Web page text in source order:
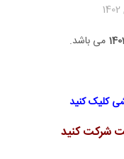
می باشد.
کلیک کنید
شرکت کنید